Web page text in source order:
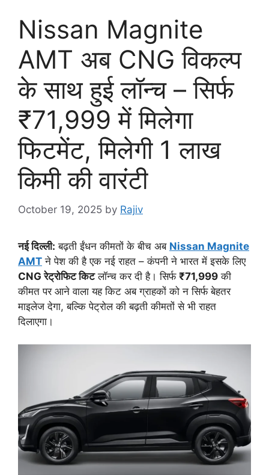
Nissan Magnite
AMT अब CNG विकल्प
के साथ हुई लॉन्च – सिर्फ
₹71,999 में मिलेगा
फिटमेंट, मिलेगी 1 लाख
किमी की वारंटी
October 19, 2025 by Rajiv
नई दिल्ली: बढ़ती ईंधन कीमतों के बीच अब Nissan Magnite
AMT ने पेश की है एक नई राहत – कंपनी ने भारत में इसके लिए
CNG रेट्रोफिट किटलॉन्च कर दी है। सिर्फ ₹71,999 की
कीमत पर आने वाला यह किट अब ग्राहकों को न सिर्फ बेहतर
माइलेज देगा, बल्कि पेट्रोल की बढ़ती कीमतों से भी राहत
दिलाएगा।